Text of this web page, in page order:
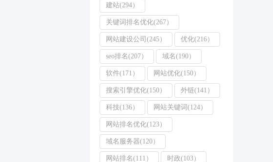
建站(294）
关键词排名优化(267）
网站建设公司(245） 优化(216）
seo排名(207） 域名(190）
软件(171） 网站优化(150）
搜索引擎优化(150） 外链(141）
科技(136） 网站关键词(124）
网站排名优化(123）
域名服务器(120）
网站排名(111） 时政(103）